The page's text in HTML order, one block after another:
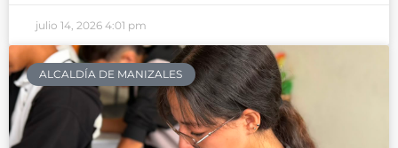
julio 14, 2026 4:01 pm
ALCALDÍA DE MANIZALES